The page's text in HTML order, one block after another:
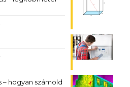
– hogyan számold